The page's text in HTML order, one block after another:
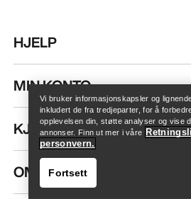
Finn butikk
HJELP
MIN KONTO
KJØP MER
OM OSS
Vi bruker informasjonskapsler og
inkludert de fra tredjeparter, for å
opplevelsen din, støtte analyser og vise
annonser. Finn ut mer i våre
personvern.
Fortsett